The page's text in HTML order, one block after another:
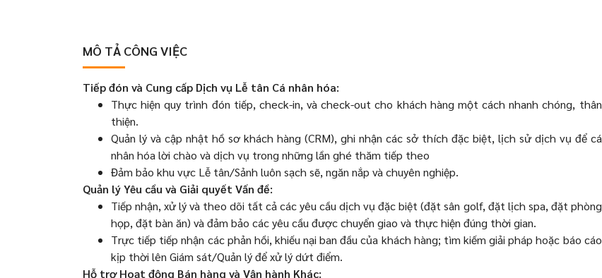
MÔ TẢ CÔNG VIỆC
Tiếp đón và Cung cấp Dịch vụ Lễ tân Cá nhân hóa:
Thực hiện quy trình đón tiếp, check-in, và check-out cho khách hàng một cách nhanh chóng, thân
thiện.
Quản lý và cập nhật hồ sơ khách hàng (CRM), ghi nhận các sở thích đặc biệt, lịch sử dịch vụ để cá
nhân hóa lời chào và dịch vụ trong những lần ghé thăm tiếp theo
Đảm bảo khu vực Lễ tân/Sảnh luôn sạch sẽ, ngăn nắp và chuyên nghiệp.
Quản lý Yêu cầu và Giải quyết Vấn đề:
Tiếp nhận, xử lý và theo dõi tất cả các yêu cầu dịch vụ đặc biệt (đặt sân golf, đặt lịch spa, đặt phòng
họp, đặt bàn ăn) và đảm bảo các yêu cầu được chuyển giao và thực hiện đúng thời gian.
Trực tiếp tiếp nhận các phản hồi, khiếu nại ban đầu của khách hàng; tìm kiếm giải pháp hoặc báo cáo
kịp thời lên Giám sát/Quản lý để xử lý dứt điểm.
Hỗ trợ Hoạt động Bán hàng và Vận hành Khác: